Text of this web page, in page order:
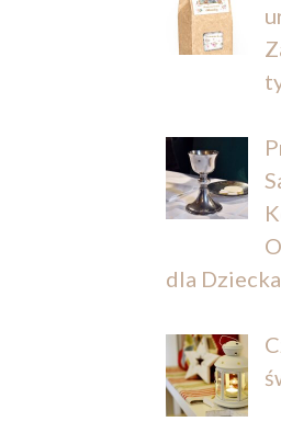
dla Dziecka